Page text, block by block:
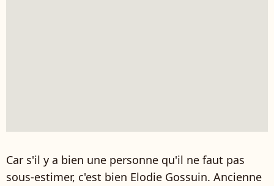
Car s'il y a bien une personne qu'il ne faut pas
sous-estimer, c'est bien Elodie Gossuin. Ancienne